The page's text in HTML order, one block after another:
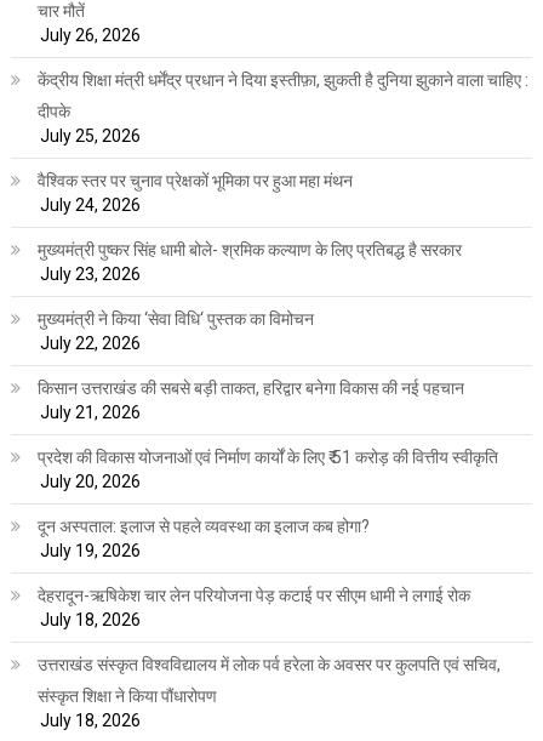
चार मौतें
July 26, 2026
केंद्रीय शिक्षा मंत्री धर्मेंद्र प्रधान ने दिया इस्तीफ़ा, झुकती है दुनिया झुकाने वाला चाहिए :
दीपके
July 25, 2026
वैश्विक स्तर पर चुनाव प्रेक्षकों भूमिका पर हुआ महा मंथन
July 24, 2026
मुख्यमंत्री पुष्कर सिंह धामी बोले- श्रमिक कल्याण के लिए प्रतिबद्ध है सरकार
July 23, 2026
मुख्यमंत्री ने किया ‘सेवा विधि‘ पुस्तक का विमोचन
July 22, 2026
किसान उत्तराखंड की सबसे बड़ी ताकत, हरिद्वार बनेगा विकास की नई पहचान
July 21, 2026
प्रदेश की विकास योजनाओं एवं निर्माण कार्यों के लिए ₹ 51 करोड़ की वित्तीय स्वीकृति
July 20, 2026
दून अस्पताल: इलाज से पहले व्यवस्था का इलाज कब होगा?
July 19, 2026
देहरादून-ऋषिकेश चार लेन परियोजना पेड़ कटाई पर सीएम धामी ने लगाई रोक
July 18, 2026
उत्तराखंड संस्कृत विश्वविद्यालय में लोक पर्व हरेला के अवसर पर कुलपति एवं सचिव,
संस्कृत शिक्षा ने किया पौंधारोपण
July 18, 2026